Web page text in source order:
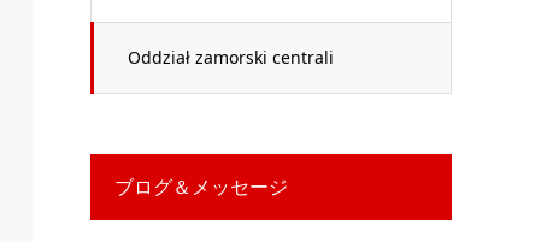
Tezuka
Oddział zamorski centrali
ブログ＆メッセージ